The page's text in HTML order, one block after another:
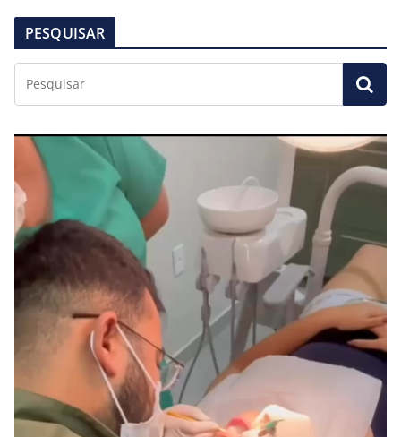
PESQUISAR